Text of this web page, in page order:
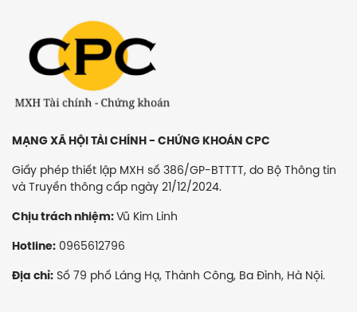
MẠNG XÃ HỘI TÀI CHÍNH - CHỨNG KHOÁN CPC
Giấy phép thiết lập MXH số 386/GP-BTTTT, do Bộ Thông tin
và Truyền thông cấp ngày 21/12/2024.
Chịu trách nhiệm:Vũ Kim Linh
Hotline: 0965612796
Địa chỉ: Số 79 phố Láng Hạ, Thành Công, Ba Đình, Hà Nội.